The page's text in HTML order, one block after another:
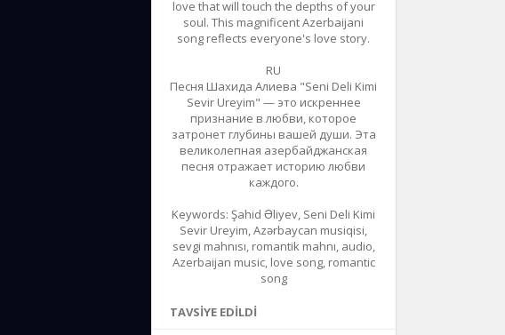
love that will touch the depths of your
soul. This magnificent Azerbaijani
song reflects everyone's love story.
RU
Песня Шахида Алиева "Seni Deli Kimi
Sevir Ureyim" — это искреннее
признание в любви, которое
затронет глубины вашей души. Эта
великолепная азербайджанская
песня отражает историю любви
каждого.
Keywords: Şahid Əliyev, Seni Deli Kimi
Sevir Ureyim, Azərbaycan musiqisi,
sevgi mahnısı, romantik mahnı, audio,
Azerbaijan music, love song, romantic
song
TAVSIYE EDILDI